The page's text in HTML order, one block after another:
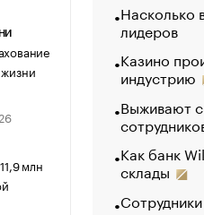
млн
Насколько
лидеров
Казино
индустрию
Выживают
Как банк
склады